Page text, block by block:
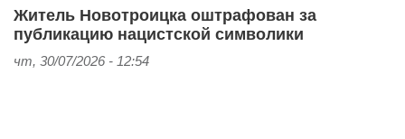
Житель Новотроицка оштрафован за
публикацию нацистской символики
чт, 30/07/2026 - 12:54